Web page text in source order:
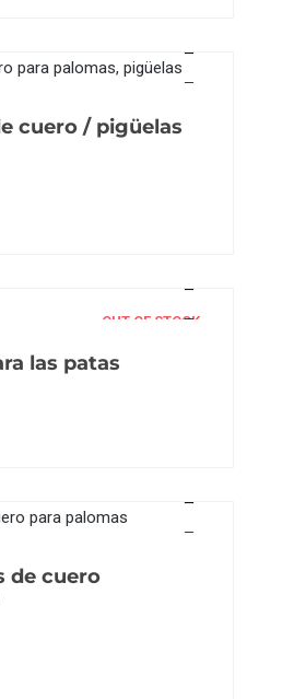
cuero / pigüelas
OUT OF STOCK
las patas
de cuero